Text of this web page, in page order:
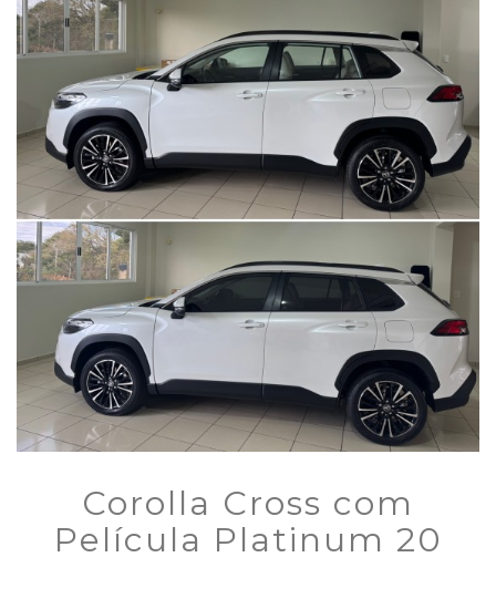
Corolla Cross com
Película Platinum 20